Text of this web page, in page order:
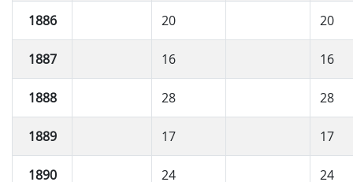
1886 20 20
1887 16 16
1888 28 28
1889 17 17
1890 24 24